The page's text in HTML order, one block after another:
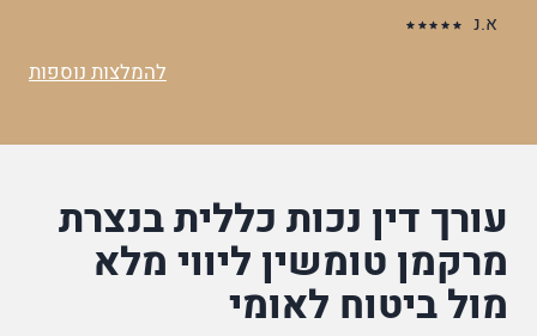
א.נ
להמלצות נוספות
עורך דין נכות כללית בנצרת
מרקמן טומשין ליווי מלא
מול ביטוח לאומי